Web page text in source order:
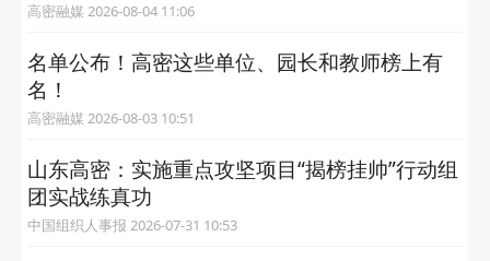
高密融媒 2026-08-04 11:06
名单公布！高密这些单位、园长和教师榜上有
名！
高密融媒 2026-08-03 10:51
山东高密：实施重点攻坚项目“揭榜挂帅”行动组
团实战练真功
中国组织人事报 2026-07-31 10:53